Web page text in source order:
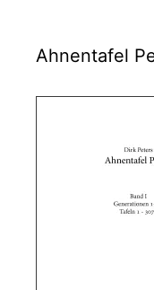
Ahnentafel